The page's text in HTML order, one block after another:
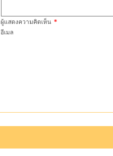
ผู้แสดงความคิดเห็น *
อีเมล